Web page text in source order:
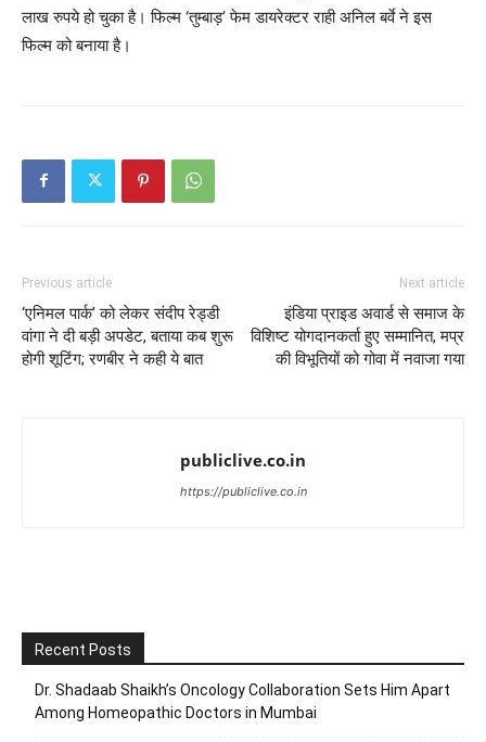
लाख रुपये हो चुका है। फिल्म ‘तुम्बाड़’ फेम डायरेक्टर राही अनिल बर्वे ने इस
फिल्म को बनाया है।
Previous article
‘एनिमल पार्क’ को लेकर संदीप रेड्डी
वांगा ने दी बड़ी अपडेट, बताया कब शुरू
होगी शूटिंग; रणबीर ने कही ये बात
Next article
इंडिया प्राइड अवार्ड से समाज के
विशिष्ट योगदानकर्ता हुए सम्मानित, मप्र
की विभूतियों को गोवा में नवाजा गया
publiclive.co.in
https://publiclive.co.in
Recent Posts
Dr. Shadaab Shaikh’s Oncology Collaboration Sets Him Apart
Among Homeopathic Doctors in Mumbai